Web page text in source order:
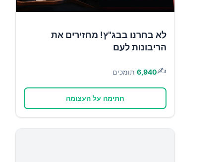
לא בחרנו בבג"ץ! מחזירים את
הריבונות לעם
✍️
6,940 תומכים
חתימה על העצומה